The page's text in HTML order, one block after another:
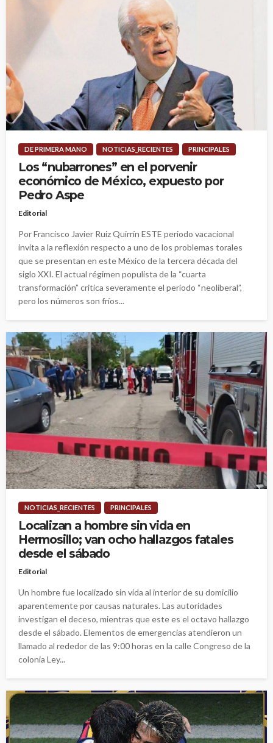
DE PRIMERA MANO NOTICIAS_RECIENTES PRINCIPALES
Los “nubarrones” en el porvenir
económico de México, expuesto por
Pedro Aspe
Editorial
Por Francisco Javier Ruiz Quirrín ESTE periodo vacacional
invita a la reflexión respecto a uno de los problemas torales
que se presentan en este México de la tercera década del
siglo XXI. El actual régimen populista de la “cuarta
transformación” critica severamente el periodo “neoliberal”,
pero los números son fríos...
NOTICIAS_RECIENTES PRINCIPALES
Localizan a hombre sin vida en
Hermosillo; van ocho hallazgos fatales
desde el sábado
Editorial
Un hombre fue localizado sin vida al interior de su domicilio
aparentemente por causas naturales. Las autoridades
investigan el deceso, mientras que este es el octavo hallazgo
desde el sábado. Elementos de emergencias atendieron un
llamado al rededor de las 9:00 horas en la calle Congreso de la
colonia Ley...